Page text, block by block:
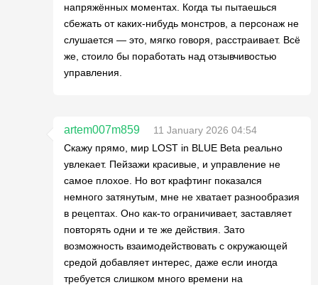
напряжённых моментах. Когда ты пытаешься
сбежать от каких-нибудь монстров, а персонаж не
слушается — это, мягко говоря, расстраивает. Всё
же, стоило бы поработать над отзывчивостью
управления.
artem007m859
11 January 2026 04:54
Скажу прямо, мир LOST in BLUE Beta реально
увлекает. Пейзажи красивые, и управление не
самое плохое. Но вот крафтинг показался
немного затянутым, мне не хватает разнообразия
в рецептах. Оно как-то ограничивает, заставляет
повторять одни и те же действия. Зато
возможность взаимодействовать с окружающей
средой добавляет интерес, даже если иногда
требуется слишком много времени на